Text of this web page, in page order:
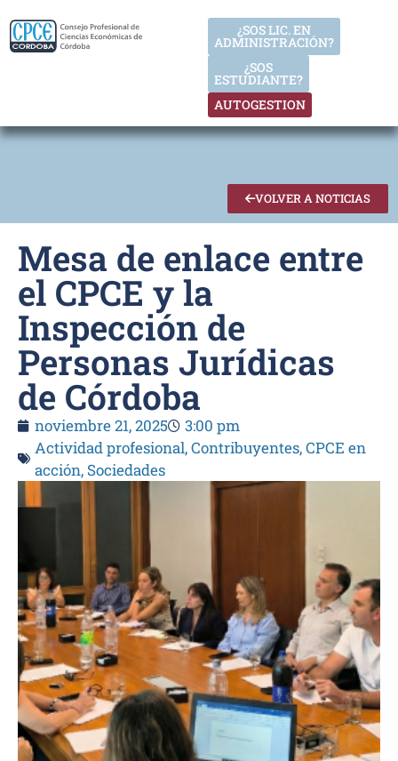
AUTOGESTION
¿SOS
ESTUDIANTE?
¿SOS LIC. EN
ADMINISTRACIÓN?
VOLVER A NOTICIAS
Mesa de enlace entre
el CPCE y la
Inspección de
Personas Jurídicas
de Córdoba
noviembre 21, 2025
3:00 pm
Actividad profesional,Contribuyentes,CPCE en
acción, Sociedades